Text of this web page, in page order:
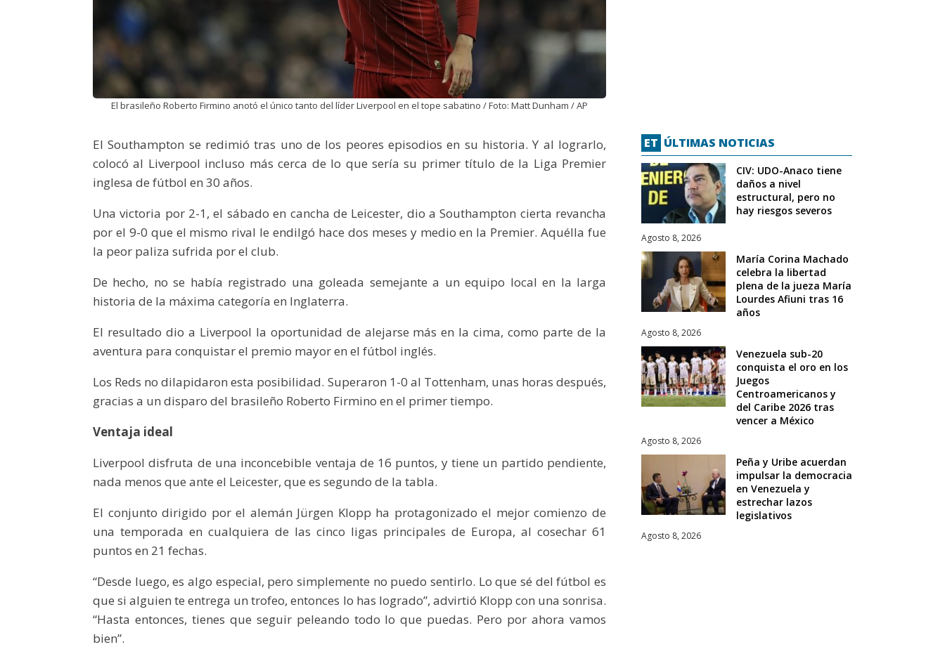
El brasileño Roberto Firmino anotó el único tanto del líder Liverpool en el tope sabatino / Foto: Matt Dunham / AP
El Southampton se redimió tras uno de los peores episodios en su historia. Y al lograrlo,
colocó al Liverpool incluso más cerca de lo que sería su primer título de la Liga Premier
inglesa de fútbol en 30 años.
Una victoria por 2-1, el sábado en cancha de Leicester, dio a Southampton cierta revancha
por el 9-0 que el mismo rival le endilgó hace dos meses y medio en la Premier. Aquélla fue
la peor paliza sufrida por el club.
De hecho, no se había registrado una goleada semejante a un equipo local en la larga
historia de la máxima categoría en Inglaterra.
El resultado dio a Liverpool la oportunidad de alejarse más en la cima, como parte de la
aventura para conquistar el premio mayor en el fútbol inglés.
Los Reds no dilapidaron esta posibilidad. Superaron 1-0 al Tottenham, unas horas después,
gracias a un disparo del brasileño Roberto Firmino en el primer tiempo.
Ventaja ideal
Liverpool disfruta de una inconcebible ventaja de 16 puntos, y tiene un partido pendiente,
nada menos que ante el Leicester, que es segundo de la tabla.
El conjunto dirigido por el alemán Jürgen Klopp ha protagonizado el mejor comienzo de
una temporada en cualquiera de las cinco ligas principales de Europa, al cosechar 61
puntos en 21 fechas.
“Desde luego, es algo especial, pero simplemente no puedo sentirlo. Lo que sé del fútbol es
que si alguien te entrega un trofeo, entonces lo has logrado”, advirtió Klopp con una sonrisa.
“Hasta entonces, tienes que seguir peleando todo lo que puedas. Pero por ahora vamos
bien”.
ET ÚLTIMAS NOTICIAS
CIV: UDO-Anaco tiene
daños a nivel
estructural, pero no
hay riesgos severos
Agosto 8, 2026
María Corina Machado
celebra la libertad
plena de la jueza María
Lourdes Afiuni tras 16
años
Agosto 8, 2026
Venezuela sub-20
conquista el oro en los
Juegos
Centroamericanos y
del Caribe 2026 tras
vencer a México
Agosto 8, 2026
Peña y Uribe acuerdan
impulsar la democracia
en Venezuela y
estrechar lazos
legislativos
Agosto 8, 2026